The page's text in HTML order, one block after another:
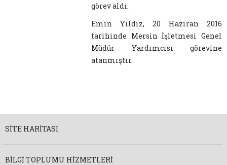
görev aldı.
Emin Yıldız, 20 Haziran 2016
tarihinde Mersin İşletmesi Genel
Müdür Yardımcısı görevine
atanmıştır.
SITE HARITASI
BILGI TOPLUMU HIZMETLERI